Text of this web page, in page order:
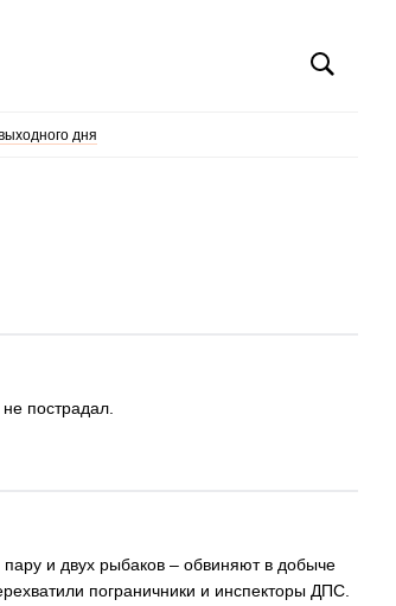
дня
пострадал.
и двух рыбаков – обвиняют в добыче
пограничники и инспекторы ДПС.